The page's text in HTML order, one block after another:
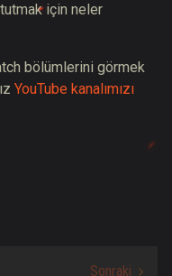
tutmak için neler
bölümlerini görmek
YouTube kanalımızı